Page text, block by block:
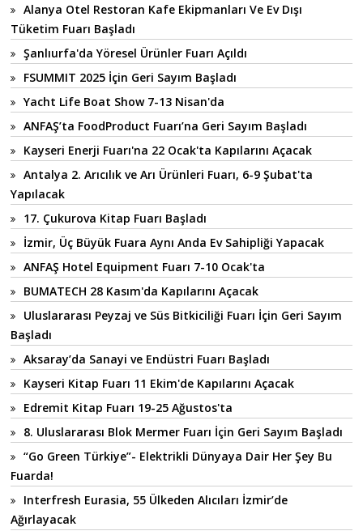
Alanya Otel Restoran Kafe Ekipmanları Ve Ev Dışı
Tüketim Fuarı Başladı
Şanlıurfa'da Yöresel Ürünler Fuarı Açıldı
FSUMMIT 2025 İçin Geri Sayım Başladı
Yacht Life Boat Show 7-13 Nisan'da
ANFAŞ’ta FoodProduct Fuarı’na Geri Sayım Başladı
Kayseri Enerji Fuarı'na 22 Ocak'ta Kapılarını Açacak
Antalya 2. Arıcılık ve Arı Ürünleri Fuarı, 6-9 Şubat'ta
Yapılacak
17. Çukurova Kitap Fuarı Başladı
İzmir, Üç Büyük Fuara Aynı Anda Ev Sahipliği Yapacak
ANFAŞ Hotel Equipment Fuarı 7-10 Ocak'ta
BUMATECH 28 Kasım'da Kapılarını Açacak
Uluslararası Peyzaj ve Süs Bitkiciliği Fuarı İçin Geri Sayım
Başladı
Aksaray’da Sanayi ve Endüstri Fuarı Başladı
Kayseri Kitap Fuarı 11 Ekim'de Kapılarını Açacak
Edremit Kitap Fuarı 19-25 Ağustos'ta
8. Uluslararası Blok Mermer Fuarı İçin Geri Sayım Başladı
“Go Green Türkiye”- Elektrikli Dünyaya Dair Her Şey Bu
Fuarda!
Interfresh Eurasia, 55 Ülkeden Alıcıları İzmir’de
Ağırlayacak